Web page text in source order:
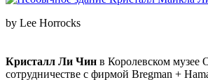
by Lee Horrocks
Кристалл Ли Чин в Королевском музее
сотрудничестве с фирмой Bregman +